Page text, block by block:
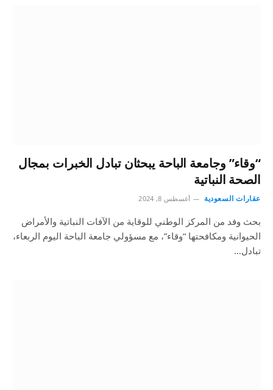
“وقاء” وجامعة الباحة يبحثان تبادل الخبرات بمجال
الصحة النباتية
عقارات السعودية أغسطس 8, 2024
بحث وفد من المركز الوطني للوقاية من الآفات النباتية والأمراض
الحيوانية ومكافحتها “وقاء”، مع مسؤولي جامعة الباحة اليوم الربعاء،
تبادل…